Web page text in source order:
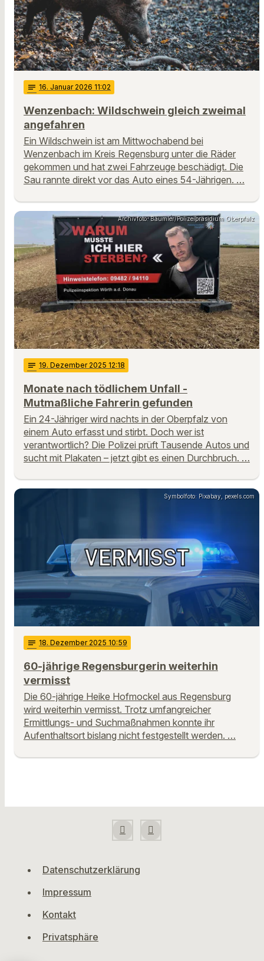
notes 16. Januar 2026 11:02
Wenzenbach: Wildschwein gleich zweimal
angefahren
Ein Wildschwein ist am Mittwochabend bei
Wenzenbach im Kreis Regensburg unter die Räder
gekommen und hat zwei Fahrzeuge beschädigt. Die
Sau rannte direkt vor das Auto eines 54-Jährigen. …
Archivfoto: Bäumler/Polizeipräsidium Oberpfalz
notes 19. Dezember 2025 12:18
Monate nach tödlichem Unfall -
Mutmaßliche Fahrerin gefunden
Ein 24-Jähriger wird nachts in der Oberpfalz von
einem Auto erfasst und stirbt. Doch wer ist
verantwortlich? Die Polizei prüft Tausende Autos und
sucht mit Plakaten – jetzt gibt es einen Durchbruch. …
Symbolfoto: Pixabay, pexels.com
notes 18. Dezember 2025 10:59
60-jährige Regensburgerin weiterhin
vermisst
Die 60-jährige Heike Hofmockel aus Regensburg
wird weiterhin vermisst. Trotz umfangreicher
Ermittlungs- und Suchmaßnahmen konnte ihr
Aufenthaltsort bislang nicht festgestellt werden. …
Datenschutzerklärung
Impressum
Kontakt
Privatsphäre